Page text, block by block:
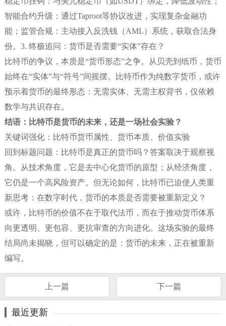
智能合约升级：通过Taproot等协议改进，实现复杂金融功
能；监管合规：主动接入反洗钱（AML）系统，获取合法身
份。3. 终极追问：货币是否需要“实体”存在？
比特币的争议，本质是“货币形态”之争。从贝壳到纸币，货币
始终在“实体”与“符号”间摇摆。比特币作为纯数字货币，或许
预示着货币的最终形态：无需实体、无需主权背书，仅依赖
数学与共识存在。
结语：比特币是货币的未来，还是一场社会实验？
关键词强化：比特币货币属性、货币本质、价值实验
回到标题问题：比特币是真正的货币吗？答案取决于观察视
角。从技术角度，它是去中心化货币的原型；从经济角度，
它仍是一个高风险资产。但无论如何，比特币已迫使人类重
新思考：在数字时代，货币的本质是否需要被重新定义？
或许，比特币的价值不在于取代法币，而在于推动货币体系
向更透明、更包容、更抗审查的方向进化。这场实验的最终
结局尚未揭晓，但可以确定的是：货币的未来，正在被重新
编写。
上一篇 下一篇
最近更新